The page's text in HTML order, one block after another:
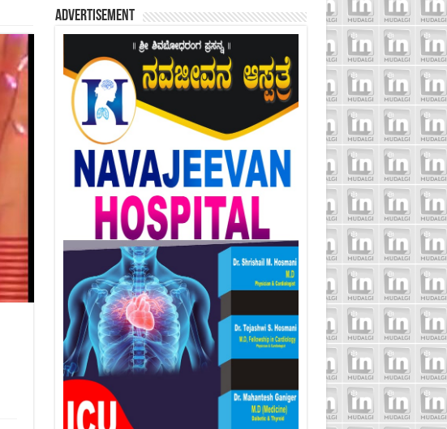
Advertisement